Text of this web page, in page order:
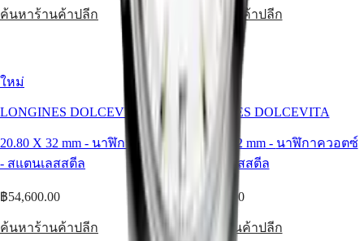
การ
ดูแล
ส่ง
ของ
คุณ
ค้นหาร้านค้าปลีก ค้นหาร้านค้าปลีก
ใหม่
LONGINES DOLCEVITA
20.80 X 32 mm - นาฬิกาควอตซ์
- สแตนเลสสตีล
฿54,600.00
ค้นหาร้านค้าปลีก
ใหม่
LONGINES DOLCEVITA
20.80 X 32 mm- นาฬิกาควอตซ์
สแตนเลสสตีล
฿54,600.00
ค้นหาร้านค้าปลีก